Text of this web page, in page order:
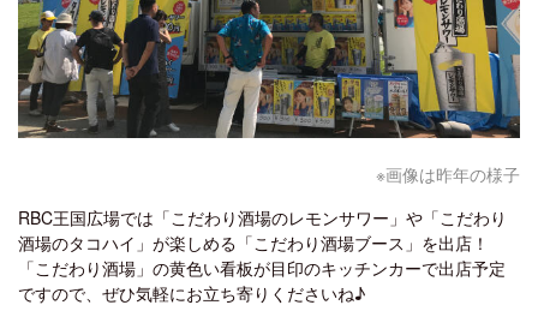
※画像は昨年の様子
RBC王国広場では「こだわり酒場のレモンサワー」や「こだわり
酒場のタコハイ」が楽しめる「こだわり酒場ブース」を出店！
「こだわり酒場」の黄色い看板が目印のキッチンカーで出店予定
ですので、ぜひ気軽にお立ち寄りくださいね♪